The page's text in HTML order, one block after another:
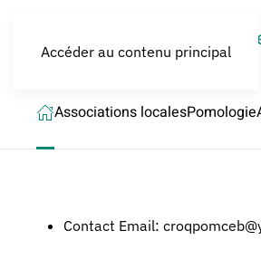
Accéder au contenu principal
LES CROQUEURS de
Associations localesPomologie
Contact Email: